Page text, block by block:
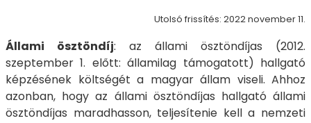
Utolsó frissítés: 2022 november 11.
Állami ösztöndíj: az állami ösztöndíjas (2012.
szeptember 1. előtt: államilag támogatott) hallgató
képzésének költségét a magyar állam viseli. Ahhoz
azonban, hogy az állami ösztöndíjas hallgató állami
ösztöndíjas maradhasson, teljesítenie kell a nemzeti